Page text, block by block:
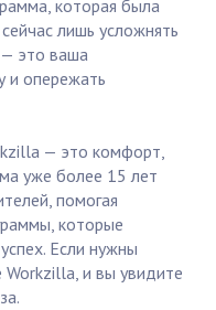
которая была
лишь усложнять
— это ваша
и опережать
— это комфорт,
уже более 15 лет
помогая
которые
Если нужны
и вы увидите